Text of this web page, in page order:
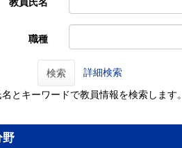
職種
検索 詳細検索
とキーワードで教員情報を検索します。
野